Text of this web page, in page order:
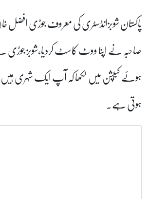
کی معروف جوڑی افضل خان عرف ریمبو اور
کاسٹ کردیا،شوبز جوڑی نےتصویر شیئر کرتے
کہ آپ ایک شہری ہیں اسکی ذمہ داری